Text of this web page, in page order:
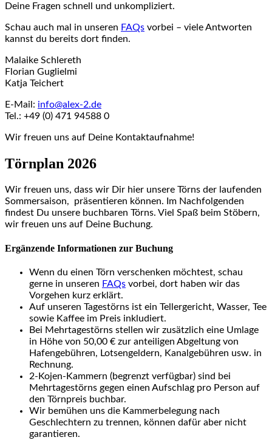
Deine Fragen schnell und unkompliziert.
Schau auch mal in unseren FAQs vorbei – viele Antworten
kannst du bereits dort finden.
Malaike Schlereth
Florian Guglielmi
Katja Teichert
E-Mail: info@alex-2.de
Tel.: +49 (0) 471 94588 0
Wir freuen uns auf Deine Kontaktaufnahme!
Törnplan 2026
Wir freuen uns, dass wir Dir hier unsere Törns der laufenden
Sommersaison, präsentieren können. Im Nachfolgenden
findest Du unsere buchbaren Törns. Viel Spaß beim Stöbern,
wir freuen uns auf Deine Buchung.
Ergänzende Informationen zur Buchung
Wenn du einen Törn verschenken möchtest, schau
gerne in unseren FAQs vorbei, dort haben wir das
Vorgehen kurz erklärt.
Auf unseren Tagestörns ist ein Tellergericht, Wasser, Tee
sowie Kaffee im Preis inkludiert.
Bei Mehrtagestörns stellen wir zusätzlich eine Umlage
in Höhe von 50,00 € zur anteiligen Abgeltung von
Hafengebühren, Lotsengeldern, Kanalgebühren usw. in
Rechnung.
2-Kojen-Kammern (begrenzt verfügbar) sind bei
Mehrtagestörns gegen einen Aufschlag pro Person auf
den Törnpreis buchbar.
Wir bemühen uns die Kammerbelegung nach
Geschlechtern zu trennen, können dafür aber nicht
garantieren.